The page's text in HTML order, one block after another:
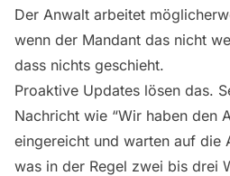
Der Anwalt arbeitet
wenn der Mandant das nicht
dass nichts geschieht.
Proaktive Updates lösen das.
Nachricht wie “Wir haben den
eingereicht und warten auf die
was in der Regel zwei bis drei